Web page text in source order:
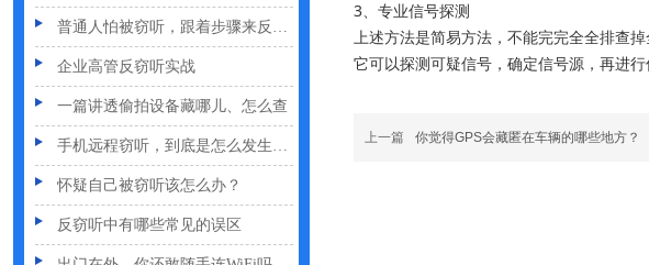
企业高管反窃听实战
一篇讲透偷拍设备藏哪儿、怎么查
怀疑自己被窃听该怎么办？
反窃听中有哪些常见的误区
出门在外，你还敢随手连WiFi吗
3、专业信号探测
上述方法是简易方法，不能完完全全排查
它可以探测可疑信号，确定信号源，再进
上一篇 你觉得GPS会藏匿在车辆的哪些地方？